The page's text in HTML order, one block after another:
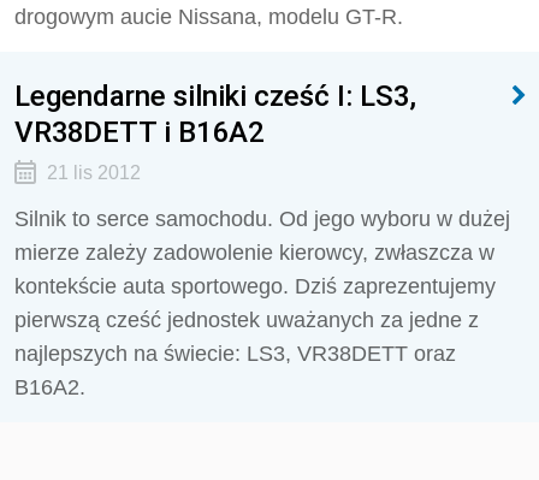
drogowym aucie Nissana, modelu GT-R.
Legendarne silniki cześć I: LS3,
VR38DETT i B16A2
21 lis 2012
Silnik to serce samochodu. Od jego wyboru w dużej
mierze zależy zadowolenie kierowcy, zwłaszcza w
kontekście auta sportowego. Dziś zaprezentujemy
pierwszą cześć jednostek uważanych za jedne z
najlepszych na świecie: LS3, VR38DETT oraz
B16A2.